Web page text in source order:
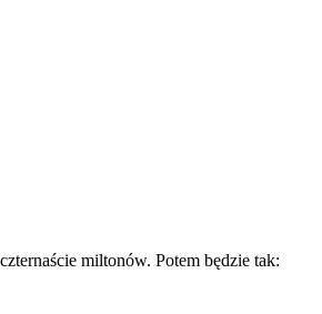
miltonów. Potem będzie tak: